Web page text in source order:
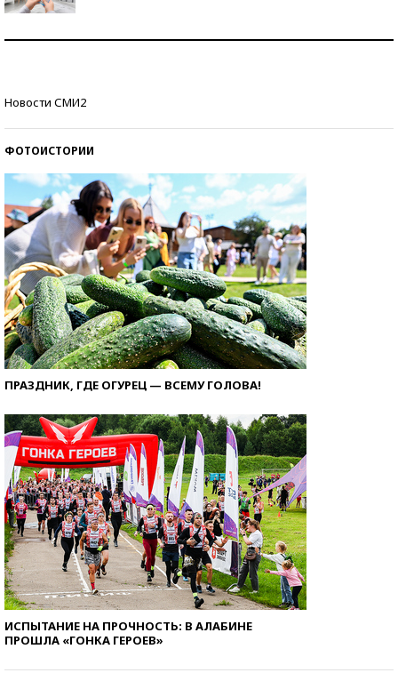
Новости СМИ2
ФОТОИСТОРИИ
ПРАЗДНИК, ГДЕ ОГУРЕЦ — ВСЕМУ ГОЛОВА!
ИСПЫТАНИЕ НА ПРОЧНОСТЬ: В АЛАБИНЕ
ПРОШЛА «ГОНКА ГЕРОЕВ»